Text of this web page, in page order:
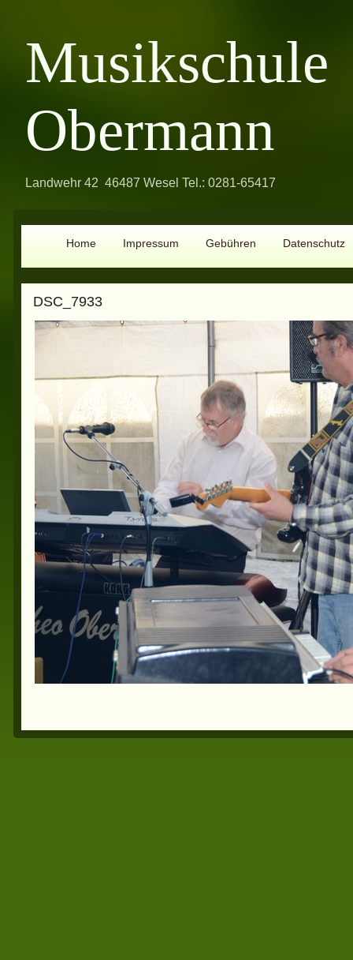
Musikschule
Obermann
Landwehr 42 46487 Wesel Tel.: 0281-65417
Home Impressum Gebühren Datenschutz
DSC_7933